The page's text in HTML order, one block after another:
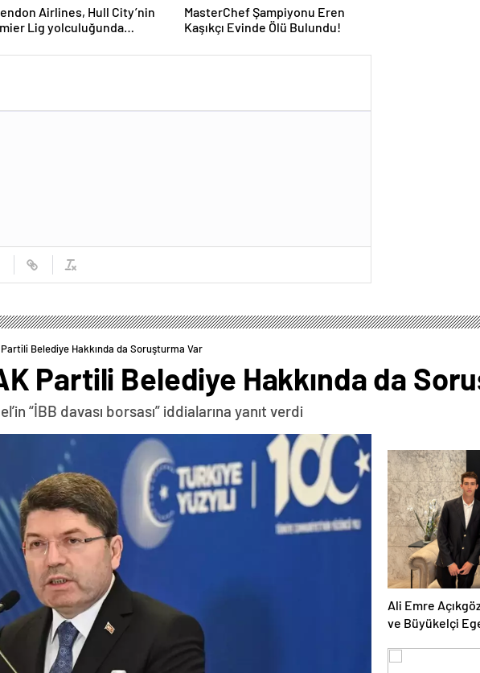
Airlines, Hull City’nin
Lig yolculuğunda
MasterChef Şampiyonu Eren
Kaşıkçı Evinde Ölü Bulundu!
Belediye Hakkında da Soruşturma Var
Partili Belediye Hakkında da
“İBB davası borsası” iddialarına yanıt verdi
Ali Emre
ve Büyükelçi